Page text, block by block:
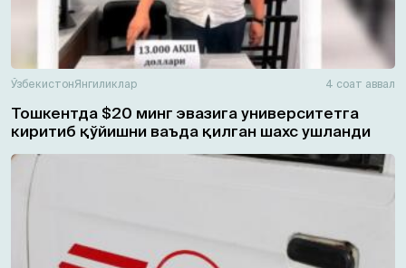
ЎзбекистонЯнгиликлар 4 соат аввал
Тошкентда $20 минг эвазига университетга
киритиб қўйишни ваъда қилган шахс ушланди